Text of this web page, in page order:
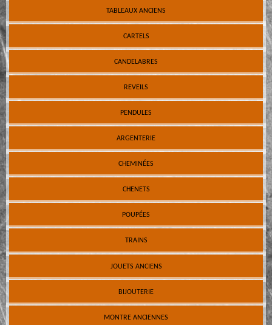
TABLEAUX ANCIENS
CARTELS
CANDELABRES
REVEILS
PENDULES
ARGENTERIE
CHEMINÉES
CHENETS
POUPÉES
TRAINS
JOUETS ANCIENS
BIJOUTERIE
MONTRE ANCIENNES